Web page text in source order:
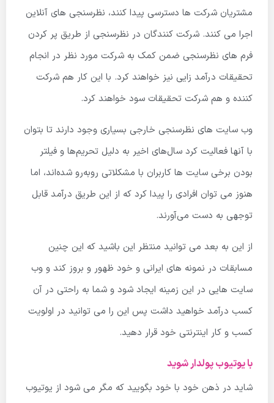
مشتریان شرکت ها دسترسی پیدا کنند، نظرسنجی های آنلاین
اجرا می کنند. شرکت کنندگان در نظرسنجی از طریق پر کردن
فرم های نظرسنجی ضمن کمک به شرکت مورد نظر در انجام
تحقیقات درآمد زایی نیز خواهند کرد. با این کار هم شرکت
کننده و هم شرکت تحقیقات سود خواهند کرد.
وب سایت های نظرسنجی خارجی بسیاری وجود دارند تا بتوان
با آنها فعالیت کرد سال‌های اخیر به دلیل تحریم‌ها و فیلتر
بودن برخی سایت ها کاربران با مشکلاتی روبه‌رو شده‌اند، اما
هنوز می توان افرادی را پیدا کرد که از این طریق درآمد قابل
توجهی به دست می‌آورند‌.
از این به بعد می توانید منتظر این باشید که این چنین
مسابقات در نمونه های ایرانی و خود ظهور و بروز کند و وب
سایت هایی در این زمینه ایجاد شود و شما به راحتی در آن
کسب درآمد خواهید داشت پس این را می توانید در اولویت
کسب و کار اینترنتی خود قرار دهید.
با یوتیوب پولدار شوید
شاید در ذهن خود با خود بگویید که مگر می شود از یوتیوب